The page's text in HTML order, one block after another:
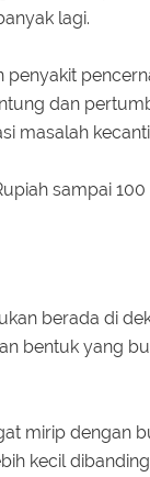
lagi.
dan
masalah
sampai
berada di
bentuk yang
mirip dengan
kecil